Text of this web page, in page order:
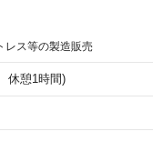
レス等の製造販売
休憩1時間)